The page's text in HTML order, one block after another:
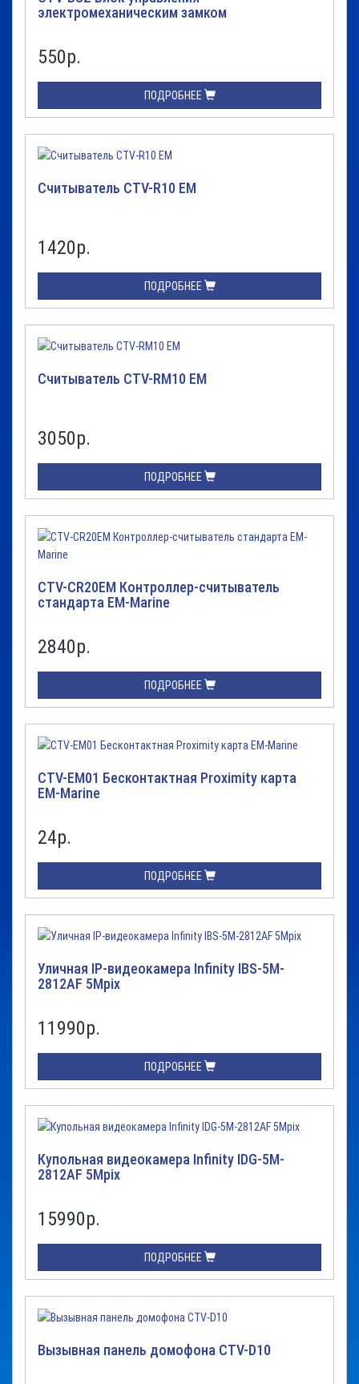
электромеханическим замком
550р.
ПОДРОБНЕЕ
Считыватель CTV-R10 EM
1420р.
ПОДРОБНЕЕ
Считыватель CTV-RM10 EM
3050р.
ПОДРОБНЕЕ
CTV-CR20EM Контроллер-считыватель
стандарта EM-Marine
2840р.
ПОДРОБНЕЕ
CTV-EM01 Бесконтактная Proximity карта
EM-Marine
24р.
ПОДРОБНЕЕ
Уличная IP-видеокамера Infinity IBS-5M-
2812AF 5Mpix
11990р.
ПОДРОБНЕЕ
Купольная видеокамера Infinity IDG-5M-
2812AF 5Mpix
15990р.
ПОДРОБНЕЕ
Вызывная панель домофона CTV-D10